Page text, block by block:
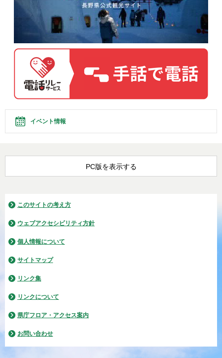
イベント情報
PC版を表示する
このサイトの考え方
ウェブアクセシビリティ方針
個人情報について
サイトマップ
リンク集
リンクについて
県庁フロア・アクセス案内
お問い合わせ